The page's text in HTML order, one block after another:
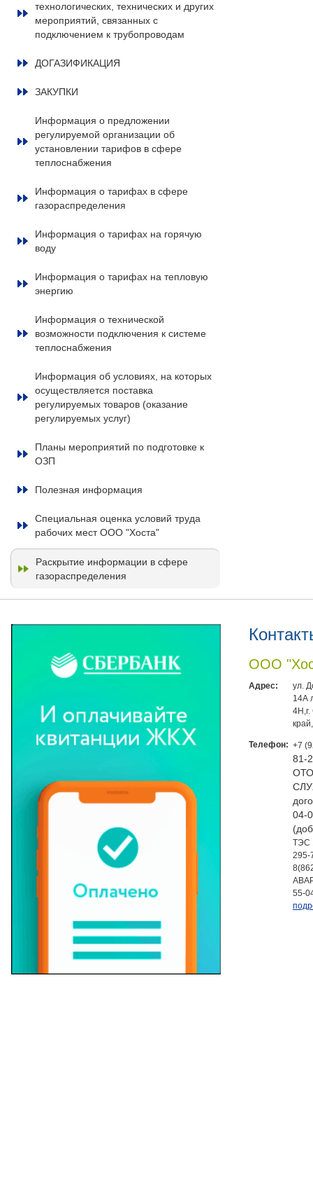
технологических, технических и других
мероприятий, связанных с
подключением к трубопроводам
ДОГАЗИФИКАЦИЯ
ЗАКУПКИ
Информация о предложении
регулируемой организации об
установлении тарифов в сфере
теплоснабжения
Информация о тарифах в сфере
газораспределения
Информация о тарифах на горячую
воду
Информация о тарифах на тепловую
энергию
Информация о технической
возможности подключения к системе
теплоснабжения
Информация об условиях, на которых
осуществляется поставка
регулируемых товаров (оказание
регулируемых услуг)
Планы мероприятий по подготовке к
ОЗП
Полезная информация
Специальная оценка условий труда
рабочих мест ООО "Хоста"
Раскрытие информации в сфере
газораспределения
ООО
Адрес:
ул.
14А
Телефон: +7
81-
04-
ТЭС
295-
55-